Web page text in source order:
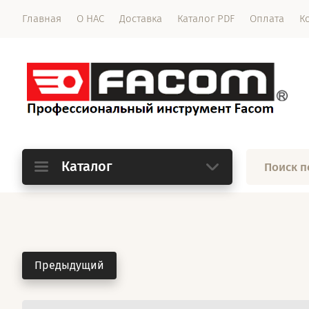
Главная О НАС Доставка Каталог PDF Оплата
Каталог
Предыдущий